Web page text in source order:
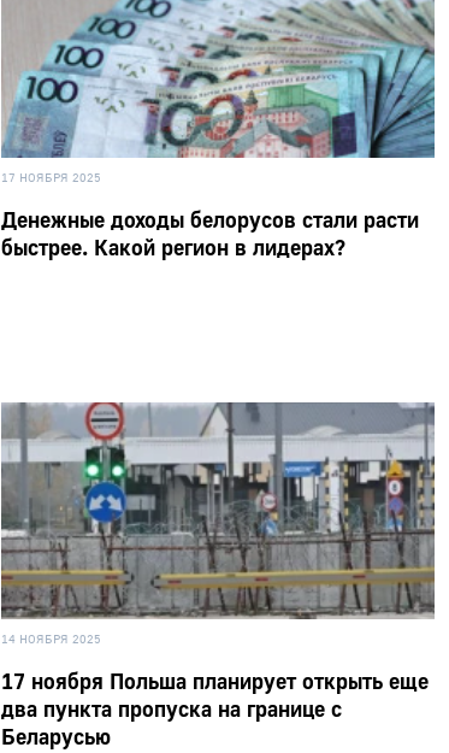
17 НОЯБРЯ 2025
Денежные доходы белорусов стали расти
быстрее. Какой регион в лидерах?
14 НОЯБРЯ 2025
17 ноября Польша планирует открыть еще
два пункта пропуска на границе с
Беларусью